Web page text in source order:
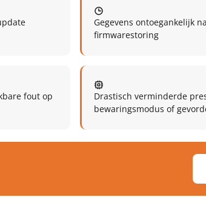
Gegevens ontoegankelijk
firmwarestoring
fout op
Drastisch verminderde
bewaringsmodus of